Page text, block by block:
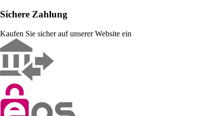
Sichere Zahlung
Kaufen Sie sicher auf unserer Website ein